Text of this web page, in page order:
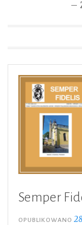
–
Semper
OPUBLIKOWANO